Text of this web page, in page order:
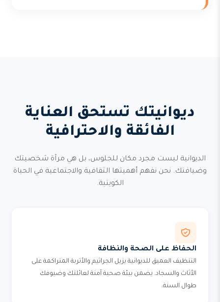
ديوانيتك تستحق العناية
الفائقة والاحترافية
الديوانية ليست مجرد مكان للجلوس، بل هي مرآة شخصيتك
وضيافتك. نحن نفهم أهميتها الثقافية والاجتماعية في الحياة
الكويتية.
الحفاظ على الصحة والنظافة
التنظيف العميق للديوانية يزيل الجراثيم والأتربة المتراكمة على
الأثاث والسجاد. يضمن بيئة صحية آمنة لعائلتك وضيوفك
طوال السنة.